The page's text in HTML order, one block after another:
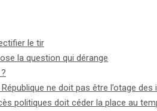
le tir
la question qui dérange
ne doit pas être l’otage
politiques doit céder la place au